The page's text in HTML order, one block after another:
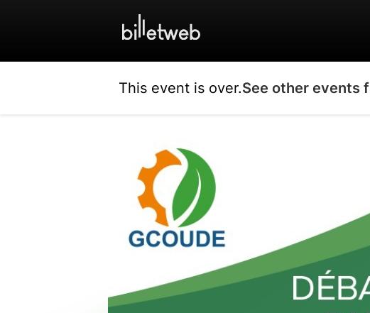
This event is over.See other events